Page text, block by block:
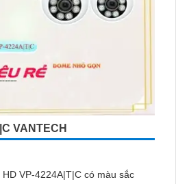
VANTECH
VP-4224A|T|C có màu sắc